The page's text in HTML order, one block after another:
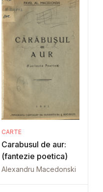
CARTE
Carabusul de aur:
(fantezie poetica)
Alexandru Macedonski